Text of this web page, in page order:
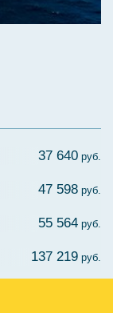
37 640 руб.
47 598 руб.
55 564 руб.
137 219 руб.